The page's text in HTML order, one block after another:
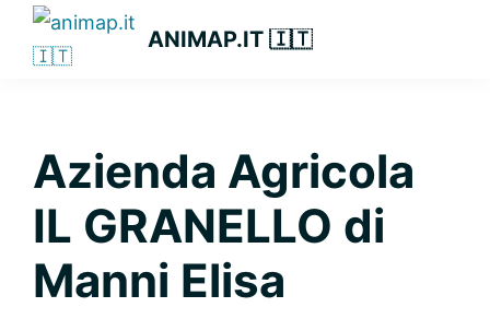
Passa
Passa
Passa
primaria
ANIMAP.IT 🇮🇹
Azienda Agricola
IL GRANELLO di
Manni Elisa